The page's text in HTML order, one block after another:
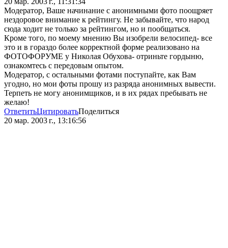
Модератор, Ваше начинание с анонимными фото поощряет
нездоровое внимание к рейтингу. Не забывайте, что народ
сюда ходит не только за рейтингом, но и пообщаться.
Кроме того, по моему мнению Вы изобрели велосипед- все
это и в гораздо более корректной форме реализовано на
ФОТОФОРУМЕ у Николая Обухова- отриньте гордыню,
ознакомтесь с передовым опытом.
Модератор, с остальными фотами поступайте, как Вам
угодно, но мои фоты прошу из разряда анонимных вывести.
Терпеть не могу анонимщиков, и в их рядах пребывать не
желаю!
ОтветитьЦитироватьПоделиться
20 мар. 2003 г., 13:16:56